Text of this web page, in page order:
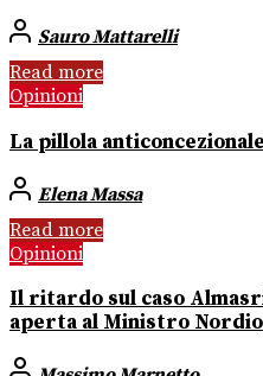
Sauro Mattarelli
Read more
Opinioni
La pillola
Elena Massa
Read more
Opinioni
Il ritardo sul caso
aperta al Ministro Nordio